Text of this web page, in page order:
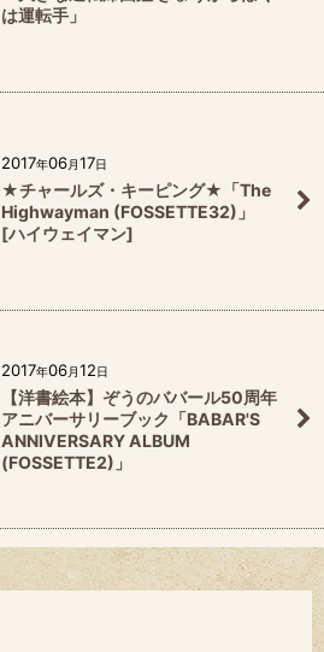
は運転手」
2017年06月17日
★チャールズ・キーピング★「The
Highwayman (FOSSETTE32)」
[ハイウェイマン]
2017年06月12日
【洋書絵本】ぞうのババール50周年
アニバーサリーブック「BABAR'S
ANNIVERSARY ALBUM
(FOSSETTE2)」